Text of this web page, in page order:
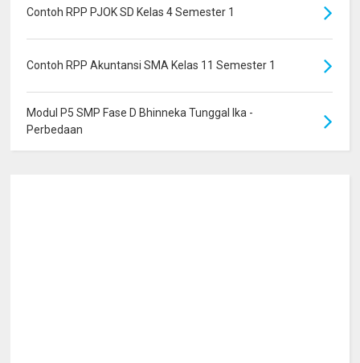
Contoh RPP PJOK SD Kelas 4 Semester 1
Contoh RPP Akuntansi SMA Kelas 11 Semester 1
Modul P5 SMP Fase D Bhinneka Tunggal Ika -
Perbedaan